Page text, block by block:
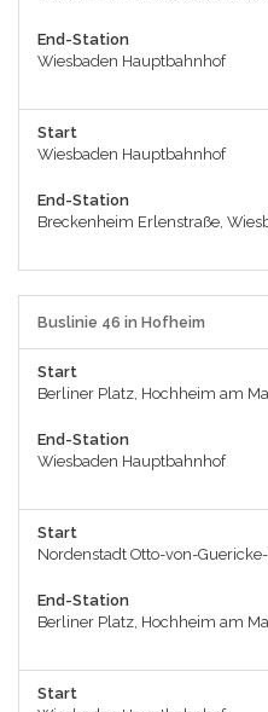
End-Station
Wiesbaden Hauptbahnhof
Start
Wiesbaden Hauptbahnhof
End-Station
Breckenheim Erlenstraße,
Buslinie 46 in Hofheim
Start
Berliner Platz, Hochheim am
End-Station
Wiesbaden Hauptbahnhof
Start
Nordenstadt Otto-von-
End-Station
Berliner Platz, Hochheim am
Start